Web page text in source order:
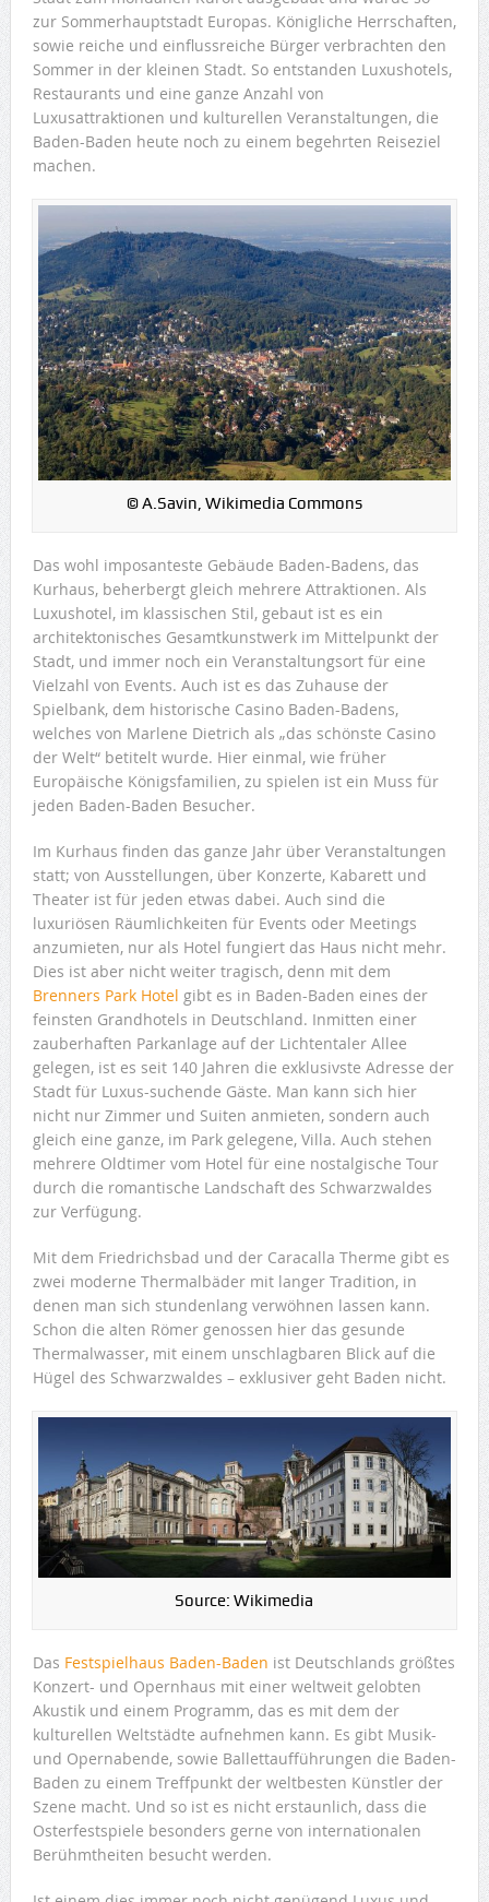
zur Sommerhauptstadt Europas. Königliche Herrschaften,
sowie reiche und einflussreiche Bürger verbrachten den
Sommer in der kleinen Stadt. So entstanden Luxushotels,
Restaurants und eine ganze Anzahl von
Luxusattraktionen und kulturellen Veranstaltungen, die
Baden-Baden heute noch zu einem begehrten Reiseziel
machen.
© A.Savin, Wikimedia Commons
Das wohl imposanteste Gebäude Baden-Badens, das
Kurhaus, beherbergt gleich mehrere Attraktionen. Als
Luxushotel, im klassischen Stil, gebaut ist es ein
architektonisches Gesamtkunstwerk im Mittelpunkt der
Stadt, und immer noch ein Veranstaltungsort für eine
Vielzahl von Events. Auch ist es das Zuhause der
Spielbank, dem historische Casino Baden-Badens,
welches von Marlene Dietrich als „das schönste Casino
der Welt“ betitelt wurde. Hier einmal, wie früher
Europäische Königsfamilien, zu spielen ist ein Muss für
jeden Baden-Baden Besucher.
Im Kurhaus finden das ganze Jahr über Veranstaltungen
statt; von Ausstellungen, über Konzerte, Kabarett und
Theater ist für jeden etwas dabei. Auch sind die
luxuriösen Räumlichkeiten für Events oder Meetings
anzumieten, nur als Hotel fungiert das Haus nicht mehr.
Dies ist aber nicht weiter tragisch, denn mit dem
Brenners Park Hotel gibt es in Baden-Baden eines der
feinsten Grandhotels in Deutschland. Inmitten einer
zauberhaften Parkanlage auf der Lichtentaler Allee
gelegen, ist es seit 140 Jahren die exklusivste Adresse der
Stadt für Luxus-suchende Gäste. Man kann sich hier
nicht nur Zimmer und Suiten anmieten, sondern auch
gleich eine ganze, im Park gelegene, Villa. Auch stehen
mehrere Oldtimer vom Hotel für eine nostalgische Tour
durch die romantische Landschaft des Schwarzwaldes
zur Verfügung.
Mit dem Friedrichsbad und der Caracalla Therme gibt es
zwei moderne Thermalbäder mit langer Tradition, in
denen man sich stundenlang verwöhnen lassen kann.
Schon die alten Römer genossen hier das gesunde
Thermalwasser, mit einem unschlagbaren Blick auf die
Hügel des Schwarzwaldes – exklusiver geht Baden nicht.
Source: Wikimedia
Das Festspielhaus Baden-Baden ist Deutschlands größtes
Konzert- und Opernhaus mit einer weltweit gelobten
Akustik und einem Programm, das es mit dem der
kulturellen Weltstädte aufnehmen kann. Es gibt Musik-
und Opernabende, sowie Ballettaufführungen die Baden-
Baden zu einem Treffpunkt der weltbesten Künstler der
Szene macht. Und so ist es nicht erstaunlich, dass die
Osterfestspiele besonders gerne von internationalen
Berühmtheiten besucht werden.